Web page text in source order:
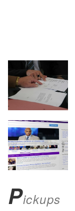
Pickups